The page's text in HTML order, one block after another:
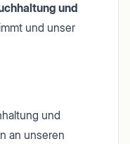
und
und unser
und
an unseren